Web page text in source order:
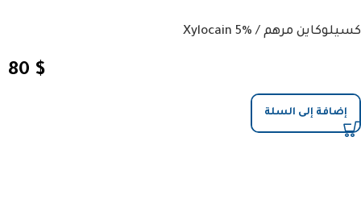
كسيلوكاين مرهم / %Xylocain 5
80 $
إضافة إلى السلة